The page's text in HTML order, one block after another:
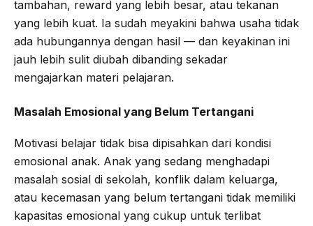
tambahan, reward yang lebih besar, atau tekanan
yang lebih kuat. Ia sudah meyakini bahwa usaha tidak
ada hubungannya dengan hasil — dan keyakinan ini
jauh lebih sulit diubah dibanding sekadar
mengajarkan materi pelajaran.
Masalah Emosional yang Belum Tertangani
Motivasi belajar tidak bisa dipisahkan dari kondisi
emosional anak. Anak yang sedang menghadapi
masalah sosial di sekolah, konflik dalam keluarga,
atau kecemasan yang belum tertangani tidak memiliki
kapasitas emosional yang cukup untuk terlibat